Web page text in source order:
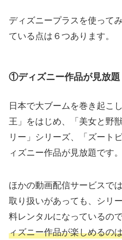
ディズニープラスを使って
ている点は６つあります。
①ディズニー作品が見放題
日本で大ブームを巻き起こ
王」をはじめ、「美女と野
リー」シリーズ、「ズート
ィズニー作品が見放題です。
ほかの動画配信サービスで
取り扱いがあっても、シリ
料レンタルになっているので
ィズニー作品が楽しめるの